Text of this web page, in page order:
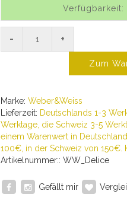
Verfügbarkeit:
- +
Zum
Marke: Weber&Weiss
Lieferzeit: Deutschlands 1-3
Werktage, die Schweiz 3-5
einem Warenwert in
100€, in der Schweiz von 150€.
Artikelnummer:: WW_Delice
Gefällt mir